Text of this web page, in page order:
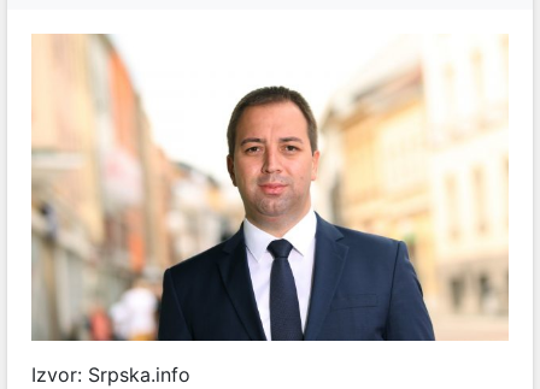
Izvor: Srpska.info